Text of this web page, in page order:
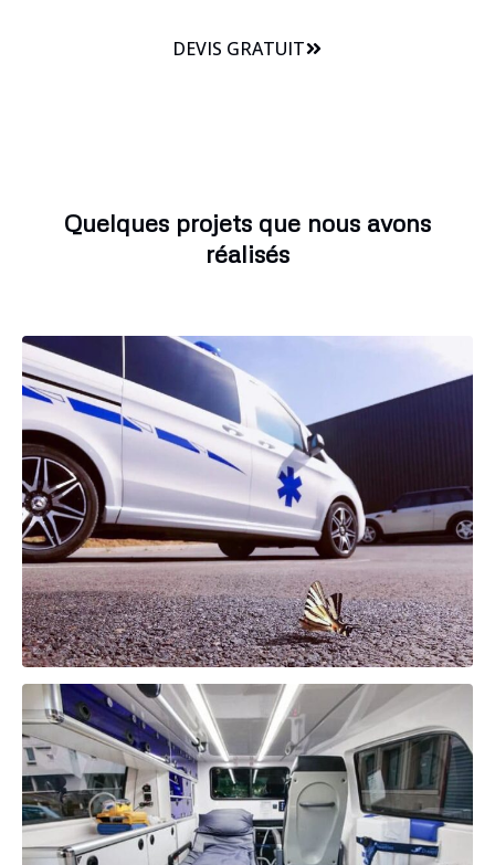
DEVIS GRATUIT
Quelques projets que nous avons
réalisés